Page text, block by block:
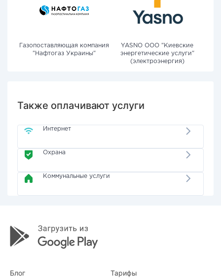
Газопоставляющая компания
"Нафтогаз Украины"
YASNO OOO "Киевские
энергетические услуги"
(электроэнергия)
Также оплачивают услуги
Интернет
Охрана
Коммунальные услуги
Блог Тарифы